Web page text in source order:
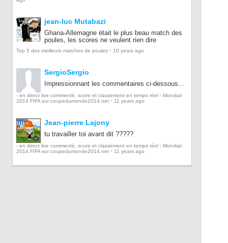
jean-luc Mutabazi
Ghana-Allemagne était le plus beau match des
poules, les scores ne veulent rien dire
Top 5 des meilleurs matches de poules · 10 years ago
SergioSergio
Impressionnant les commentaires ci-dessous...
- en direct live commenté, score et classement en temps réel - Mondial-
2014 FIFA sur coupedumonde2014.net · 11 years ago
Jean-pierre Lajony
tu travailler toi avant dit ?????
- en direct live commenté, score et classement en temps réel - Mondial-
2014 FIFA sur coupedumonde2014.net · 11 years ago